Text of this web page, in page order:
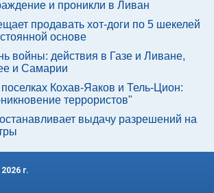
и проникли в Ливан
продавать хот-доги по 5 шекелей
основе
войны: действия в Газе и Ливане,
и Самарии
Кохав-Яаков и Тель-Цион:
террористов"
выдачу разрешений на
г.